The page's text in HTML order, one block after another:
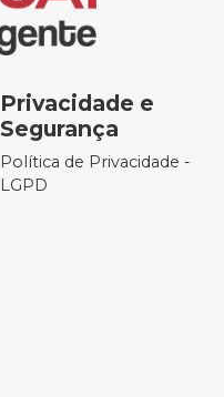
Privacidade e
Segurança
Política de Privacidade -
LGPD